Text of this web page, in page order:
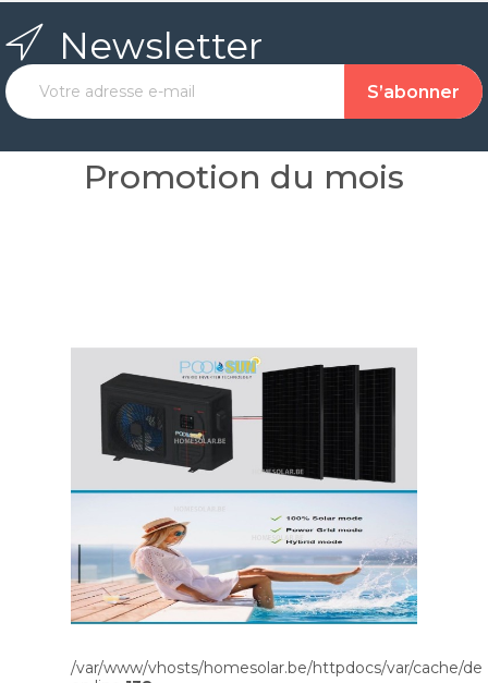
Newsletter
Promotion du mois
/var/www/vhosts/homesolar.be/httpdocs/var/cache/